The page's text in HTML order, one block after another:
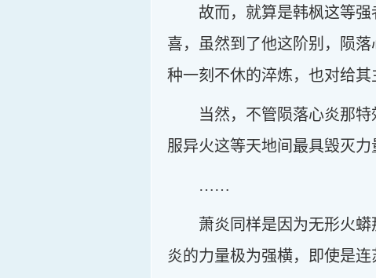
故而，就算是韩枫这等
喜，虽然到了他这阶别，陨
种一刻不休的淬炼，也对给其
当然，不管陨落心炎那
服异火这等天地间最具毁灭
……
萧炎同样是因为无形火
炎的力量极为强横，即使是